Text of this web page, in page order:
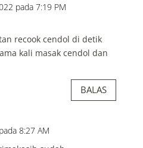
pada 7:19 PM
recook cendol di detik
kali masak cendol dan
BALAS
8:27 AM